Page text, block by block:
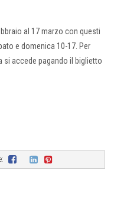
al 17 marzo con questi
e domenica 10-17. Per
si accede pagando il biglietto